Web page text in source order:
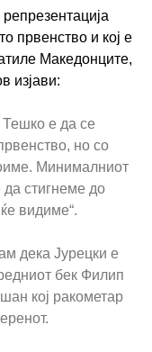
првенство и кој е
Македонците,
изјави:
Тешко е да се
но со
Минималниот
стигнеме до
видиме“.
дека Јурецки е
бек Филип
кој ракометар